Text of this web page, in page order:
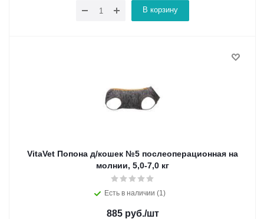
В корзину
VitaVet Попона д/кошек №5 послеоперационная на
молнии, 5,0-7,0 кг
Есть в наличии (1)
885руб./шт